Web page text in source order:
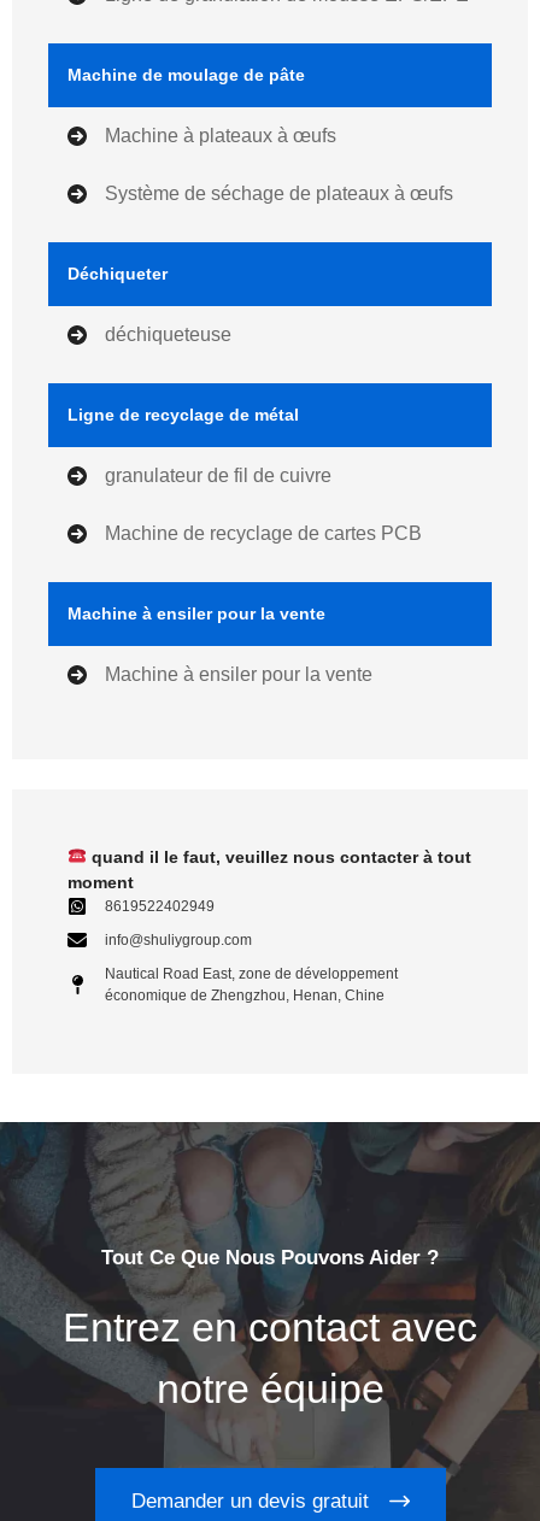
Machine de moulage de pâte
Machine à plateaux à œufs
Système de séchage de plateaux à œufs
Déchiqueter
déchiqueteuse
Ligne de recyclage de métal
granulateur de fil de cuivre
Machine de recyclage de cartes PCB
Machine à ensiler pour la vente
Machine à ensiler pour la vente
quand il le faut, veuillez nous contacter à tout
moment
8619522402949
info@shuliygroup.com
Nautical Road East, zone de développement
économique de Zhengzhou, Henan, Chine
Tout Ce Que Nous Pouvons Aider ?
Entrez en contact avec
notre équipe
Demander un devis gratuit